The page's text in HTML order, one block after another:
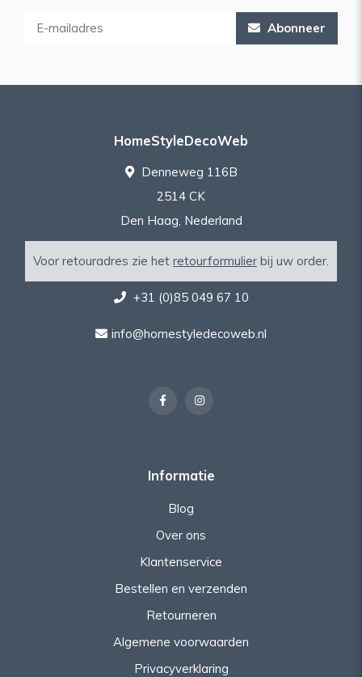
Abonneer
HomeStyleDecoWeb
Denneweg 116B
2514 CK
Den Haag, Nederland
Voor retouradres zie het retourformulier bij uw order.
+31 (0)85 049 67 10
info@homestyledecoweb.nl
Informatie
Blog
Over ons
Klantenservice
Bestellen en verzenden
Retourneren
Algemene voorwaarden
Privacyverklaring